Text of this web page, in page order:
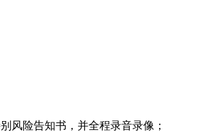
风险告知书，并全程录音录像；